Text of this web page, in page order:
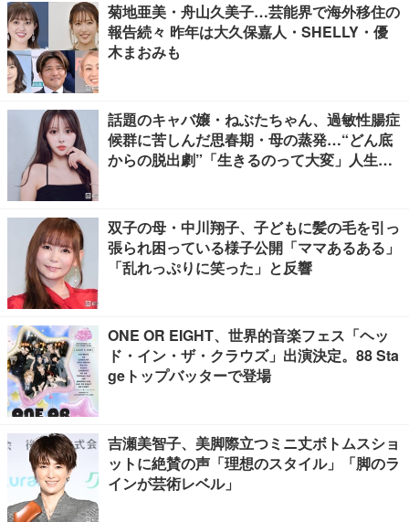
菊地亜美・舟山久美子…芸能界で海外移住の
報告続々 昨年は大久保嘉人・SHELLY・優
木まおみも
話題のキャバ嬢・ねぶたちゃん、過敏性腸症
候群に苦しんだ思春期・母の蒸発…“どん底
からの脱出劇”「生きるのって大変」人生変
双子の母・中川翔子、子どもに髪の毛を引っ
張られ困っている様子公開「ママあるある」
「乱れっぷりに笑った」と反響
ONE OR EIGHT、世界的音楽フェス「ヘッ
ド・イン・ザ・クラウズ」出演決定。88 Sta
geトップバッターで登場
吉瀬美智子、美脚際立つミニ丈ボトムスショ
ットに絶賛の声「理想のスタイル」「脚のラ
インが芸術レベル」